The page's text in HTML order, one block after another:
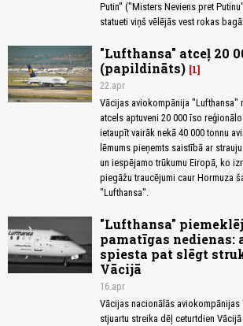
Putin" ("Misters Neviens pret
statueti viņš vēlējās vest rokas
"Lufthansa" atceļ 20
(papildināts) 1
22.apr
Vācijas aviokompānija "Lufthansa"
atcels aptuveni 20 000 īso
ietaupīt vairāk nekā 40 000 tonnu
lēmums pieņemts saistībā ar
un iespējamo trūkumu Eiropā, ko
piegāžu traucējumi caur Hormuza
"Lufthansa".
"Lufthansa"
pamatīgas
spiesta pat slēgt
Vācijā
16.apr
Vācijas nacionālās
stjuartu streika dēļ ceturtdien